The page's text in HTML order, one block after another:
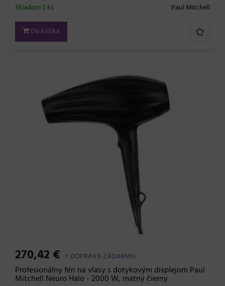
Paul Mitchell
Skladom 2 ks
Do košíka
270,42 € + DOPRAVA ZADARMO
Profesionálny fén na vlasy s dotykovým displejom Paul
Mitchell Neuro Halo - 2000 W, matný čierny